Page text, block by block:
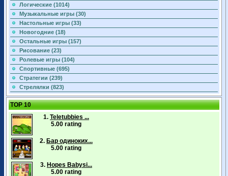
Логические (1014)
Музыкальные игры (30)
Настольные игры (33)
Новогодние (18)
Остальные игры (157)
Рисование (23)
Ролевые игры (104)
Спортивные (695)
Стратегии (239)
Стрелялки (823)
TOP 10
1. Teletubbies ...
5.00 rating
2. Бар одиноких...
5.00 rating
3. Hopes Babysi...
5.00 rating